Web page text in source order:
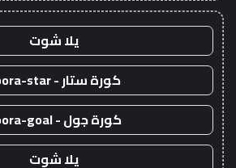
يلا شوت
كورة ستار - koora-star
كورة جول - koora-goal
يلا شوت